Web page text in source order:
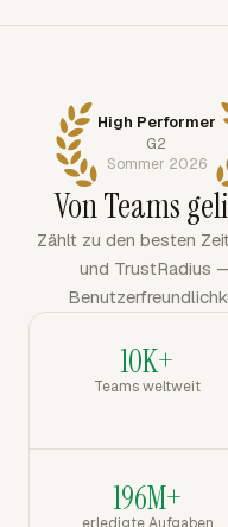
High Performer
G2
Sommer 2026
Von Teams
Zählt zu den besten
und TrustRadius
10K+
Teams weltweit
196M+
erledigte Aufgaben